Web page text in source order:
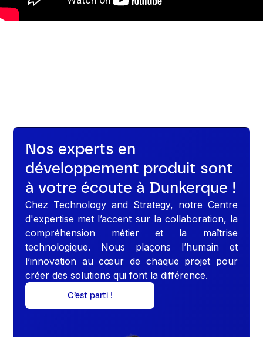
Nos experts en
développement produit sont
à votre écoute à Dunkerque !
Chez Technology and Strategy, notre Centre
d'expertise met l’accent sur la collaboration, la
compréhension métier et la maîtrise
technologique. Nous plaçons l’humain et
l’innovation au cœur de chaque projet pour
créer des solutions qui font la différence.
C’est parti !